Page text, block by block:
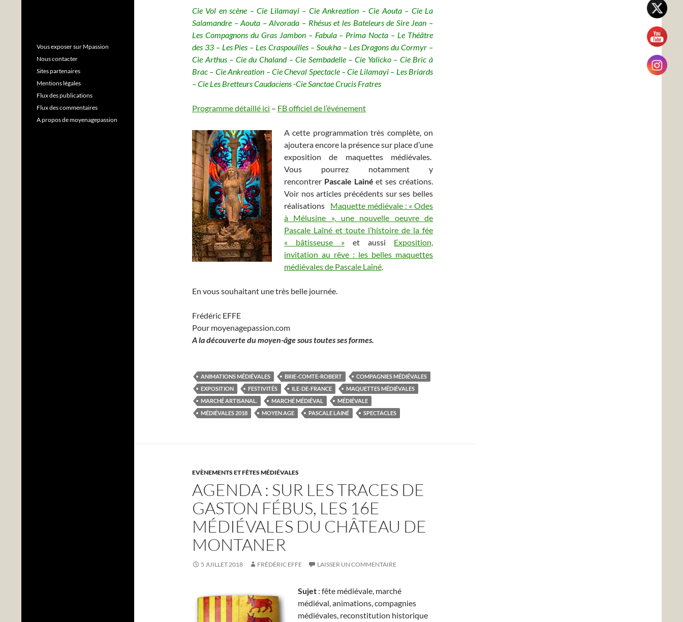
Cie Vol en scène – Cie Lilamayi – Cie Ankreation – Cie Aouta – Cie La
Salamandre – Aouta – Alvorada – Rhésus et les Bateleurs de Sire Jean –
Les Compagnons du Gras Jambon – Fabula – Prima Nocta – Le Théâtre
des 33 – Les Pies – Les Craspouilles – Soukha – Les Dragons du Cormyr –
Cie Arthus – Cie du Chaland – Cie Sembadelle – Cie Yalicko – Cie Bric à
Brac – Cie Ankreation – Cie Cheval Spectacle – Cie Lilamayi – Les Briards
– Cie Les Bretteurs Caudaciens -Cie Sanctae Crucis Fratres
Programme détaillé ici – FB officiel de l’événement
A cette programmation très complète, on
ajoutera encore la présence sur place d’une
exposition de maquettes médiévales.
Vous pourrez notamment y
rencontrer Pascale Lainé et ses créations.
Voir nos articles précédents sur ses belles
réalisations Maquette médiévale : « Odes
à Mélusine », une nouvelle oeuvre de
Pascale Laîné et toute l’histoire de la fée
« bâtisseuse » et aussi Exposition,
invitation au rêve : les belles maquettes
médiévales de Pascale Laîné.
En vous souhaitant une très belle journée.
Frédéric EFFE
Pour moyenagepassion.com
A la découverte du moyen-âge sous toutes ses formes.
ANIMATIONS MÉDIÉVALES BRIE-COMTE-ROBERT
COMPAGNIES MÉDIÉVALES
EXPOSITION
FESTIVITÉS ILE-DE-FRANCE
MAQUETTES MÉDIÉVALES
MARCHÉ ARTISANAL.
MARCHÉ MÉDIÉVAL
MÉDIÉVALE
MÉDIÉVALES 2018
MOYEN AGE PASCALE LAINÉ SPECTACLES
EVÈNEMENTS ET FÊTES MÉDIÉVALES
AGENDA : SUR LES TRACES DE
GASTON FÉBUS, LES 16E
MÉDIÉVALES DU CHÂTEAU DE
MONTANER
5 JUILLET 2018 FRÉDÉRIC EFFE LAISSER UN COMMENTAIRE
Sujet : fête médiévale, marché
médiéval, animations, compagnies
médiévales, reconstitution historique
Vous exposer sur Mpassion
Nous contacter
Sites partenaires
Mentions légales
Flux des publications
Flux des commentaires
A propos de moyenagepassion